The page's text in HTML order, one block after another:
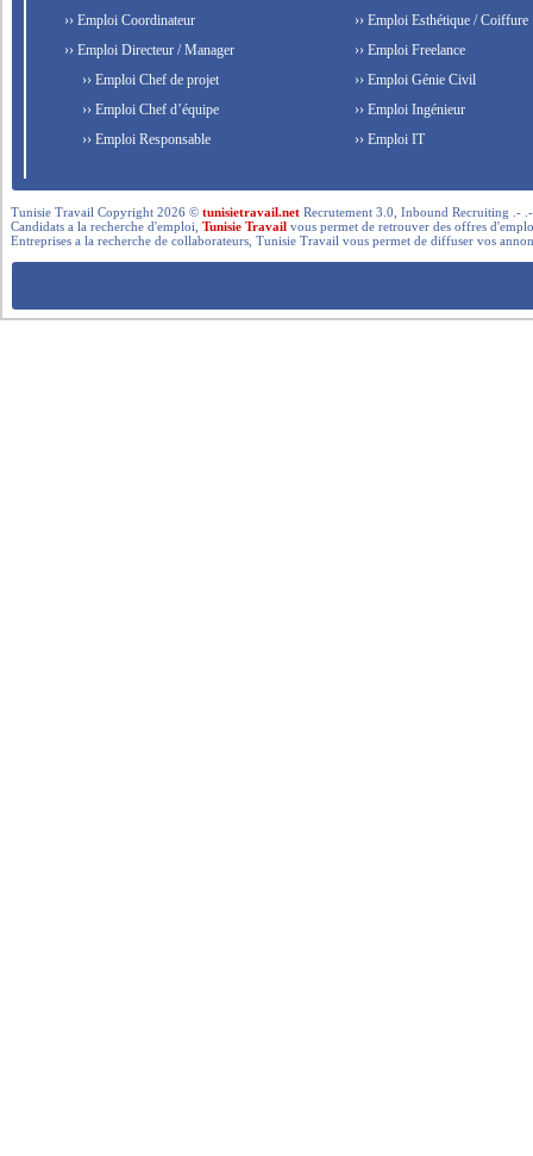
›› Emploi Coordinateur
›› Emploi Directeur / Manager
›› Emploi Chef de projet
›› Emploi Chef d’équipe
›› Emploi Responsable
›› Emploi Esthétique / Coiffure
›› Emploi Freelance
›› Emploi Génie Civil
›› Emploi Ingénieur
›› Emploi IT
Tunisie Travail Copyright 2026 ©tunisietravail.net Recrutement 3.0, Inbound Recruiting .-
Candidats a la recherche d'emploi,Tunisie Travail vous permet de retrouver des offres
Entreprises a la recherche de collaborateurs, Tunisie Travail vous permet de diffuser vos